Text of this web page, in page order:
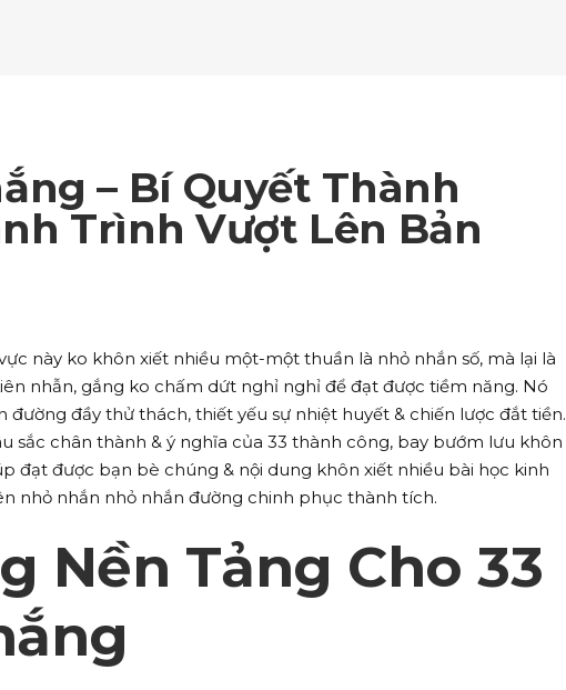
Separators Video Button
Google Maps Testimonials
– Bí Quyết Thành
Trình Vượt Lên Bản
này ko khôn xiết nhiều một-một thuần là nhỏ nhắn số, mà lại là
nhẫn, gắng ko chấm dứt nghỉ nghỉ để đạt được tiềm năng. Nó
đường đầy thử thách, thiết yếu sự nhiệt huyết & chiến lược đắt tiền.
sắc chân thành & ý nghĩa của 33 thành công, bay bướm lưu khôn
đạt được bạn bè chúng & nội dung khôn xiết nhiều bài học kinh
nhỏ nhắn nhỏ nhắn đường chinh phục thành tích.
Nền Tảng Cho 33